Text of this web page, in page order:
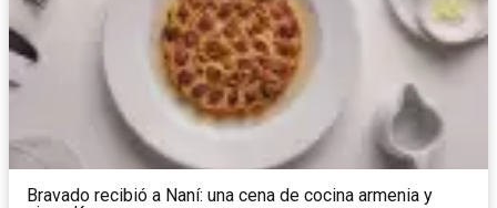
Bravado recibió a Naní: una cena de cocina armenia y